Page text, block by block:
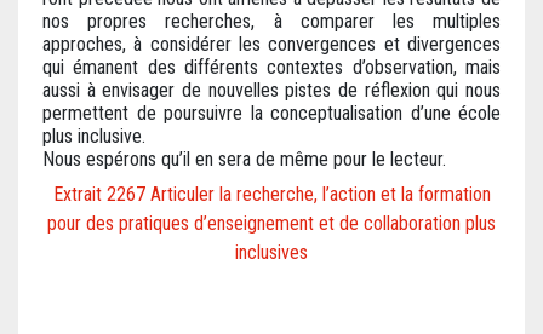
nos propres recherches, à comparer les multiples
approches, à considérer les convergences et divergences
qui émanent des différents contextes d’observation, mais
aussi à envisager de nouvelles pistes de réflexion qui nous
permettent de poursuivre la conceptualisation d’une école
plus inclusive.
Nous espérons qu’il en sera de même pour le lecteur.
Extrait 2267 Articuler la recherche, l’action et la formation
pour des pratiques d’enseignement et de collaboration plus
inclusives